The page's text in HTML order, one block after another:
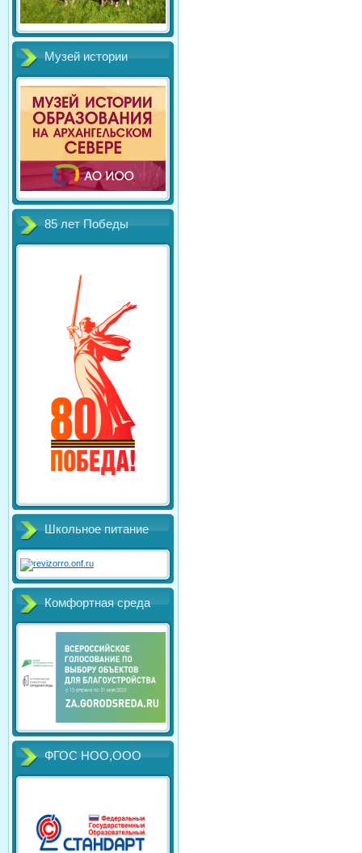
Музей истории
85 лет Победы
Школьное питание
Комфортная среда
ФГОС НОО,ООО